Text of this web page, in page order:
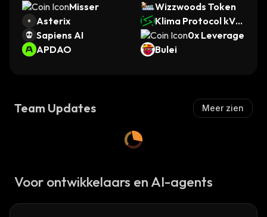
Misser
Wizzwoods Token
Asterix
Klima Protocol kVC
M
Sapiens AI
0x Leverage
APDAO
Bulei
Team Updates Meer zien
Voor ontwikkelaars en AI-agents